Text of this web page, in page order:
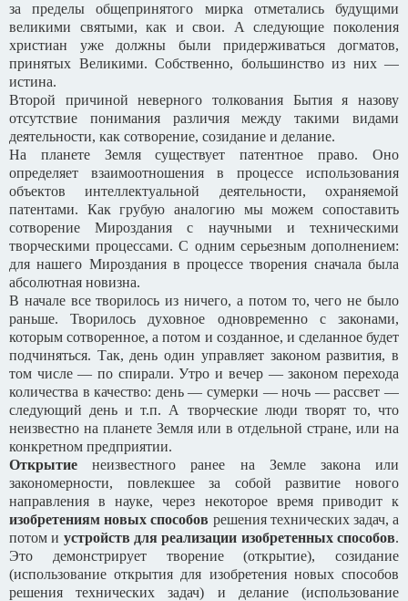
за пределы общепринятого мирка отметались будущими
великими святыми, как и свои. А следующие поколения
христиан уже должны были придерживаться догматов,
принятых Великими. Собственно, большинство из них —
истина.
Второй причиной неверного толкования Бытия я назову
отсутствие понимания различия между такими видами
деятельности, как сотворение, созидание и делание.
На планете Земля существует патентное право. Оно
определяет взаимоотношения в процессе использования
объектов интеллектуальной деятельности, охраняемой
патентами. Как грубую аналогию мы можем сопоставить
сотворение Мироздания с научными и техническими
творческими процессами. С одним серьезным дополнением:
для нашего Мироздания в процессе творения сначала была
абсолютная новизна.
В начале все творилось из ничего, а потом то, чего не было
раньше. Творилось духовное одновременно с законами,
которым сотворенное, а потом и созданное, и сделанное будет
подчиняться. Так, день один управляет законом развития, в
том числе — по спирали. Утро и вечер — законом перехода
количества в качество: день — сумерки — ночь — рассвет —
следующий день и т.п. А творческие люди творят то, что
неизвестно на планете Земля или в отдельной стране, или на
конкретном предприятии.
Открытие неизвестного ранее на Земле закона или
закономерности, повлекшее за собой развитие нового
направления в науке, через некоторое время приводит к
изобретениям новых способов решения технических задач, а
потом и устройств для реализации изобретенных способов.
Это демонстрирует творение (открытие), созидание
(использование открытия для изобретения новых способов
решения технических задач) и делание (использование